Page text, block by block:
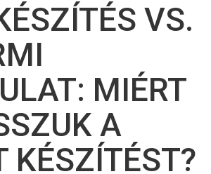
VS.
MIÉRT
A
KÉSZÍTÉST?